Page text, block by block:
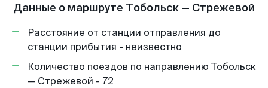
Данные о маршруте Тобольск — Стрежевой
Расстояние от станции отправления до
станции прибытия - неизвестно
Количество поездов по направлению Тобольск
— Стрежевой - 72